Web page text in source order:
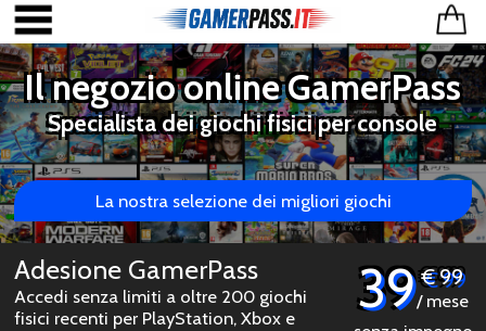
Il negozio online GamerPass
Specialista dei giochi fisici per console
La nostra selezione dei migliori giochi
Adesione GamerPass
Accedi senza limiti a oltre 200 giochi
fisici recenti per PlayStation, Xbox e
39€ 99
/ mese